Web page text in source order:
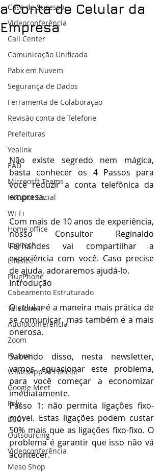
Case de Sucesso
Videoconferência
Call Center
Comunicação Unificada
Pabx em Nuvem
Segurança de Dados
Ferramenta de Colaboração
Revisão conta de Telefone
Prefeituras
Yealink
EAD
Microosft Teams
Hotspot Social
Wi-Fi
Home office
Logitech
Lifesize
PlugPhone
Cabeamento Estruturado
Telefone IP
Audioconferência
Zoom
Huawei
WhatsApp API oficial
Google Meet
Poly
DECT
Outsourcing
Videoconferência
Meso Shop
a Conta de Celular da
Empresa
Não existe segredo nem mágica,
basta conhecer os 4 Passos para
você reduzir a conta telefônica da
empresa.
Com mais de 10 anos de experiência,
nosso Consultor Reginaldo
Fernandes vai compartilhar a
experiência com você. Caso precise
de ajuda, adoraremos ajudá-lo.
Introdução
O celular é a maneira mais prática de
se comunicar, mas também é a mais
onerosa.
Sabendo disso, nesta newsletter,
vamos equacionar este problema,
para você começar a economizar
imediatamente.
Passo 1: não permita ligações fixo-
móvel. Estas ligações podem custar
50% mais que as ligações fixo-fixo. O
problema é garantir que isso não vá
acontecer.